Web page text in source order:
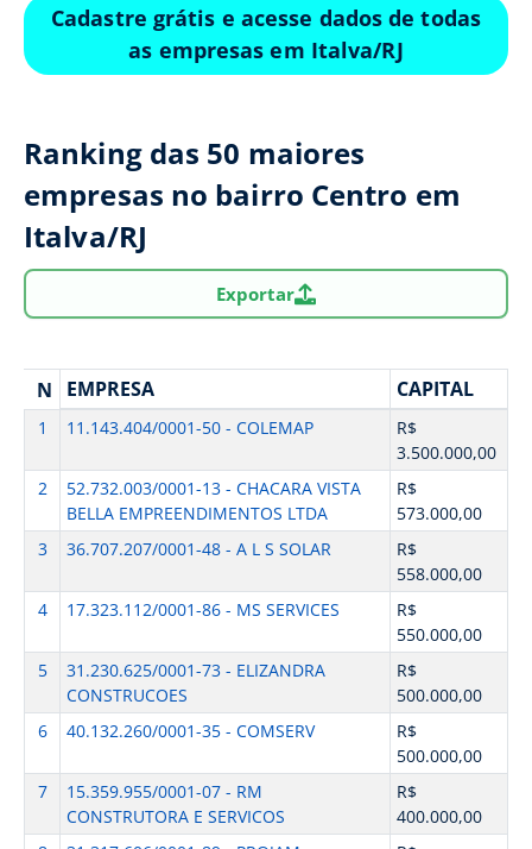
Cadastre grátis e acesse dados de todas
as empresas em Italva/RJ
Ranking das 50 maiores
empresas no bairro Centro em
Italva/RJ
Exportar
N EMPRESA CAPITAL
1 11.143.404/0001-50 - COLEMAP
R$
3.500.000,00
2
52.732.003/0001-13 - CHACARA VISTA
BELLA EMPREENDIMENTOS LTDA
R$
573.000,00
3
36.707.207/0001-48 - A L S SOLAR
R$
558.000,00
4
17.323.112/0001-86 - MS SERVICES
R$
550.000,00
5
31.230.625/0001-73 - ELIZANDRA
CONSTRUCOES
R$
500.000,00
6
40.132.260/0001-35 - COMSERV
R$
500.000,00
7
15.359.955/0001-07 - RM
CONSTRUTORA E SERVICOS
R$
400.000,00